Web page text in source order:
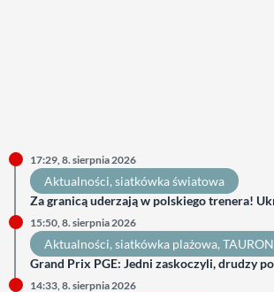
17:29, 8. sierpnia 2026
Aktualności, siatkówka światowa
Za granicą uderzają w polskiego trenera!
15:50, 8. sierpnia 2026
Aktualności, siatkówka plażowa,
Grand Prix PGE: Jedni zaskoczyli, drudzy
14:33, 8. sierpnia 2026